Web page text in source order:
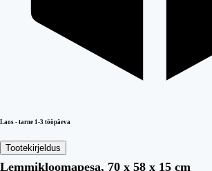
Laos - tarne 1-3 tööpäeva
Tootekirjeldus
Lemmikloomapesa, 70 x 58 x 15 cm